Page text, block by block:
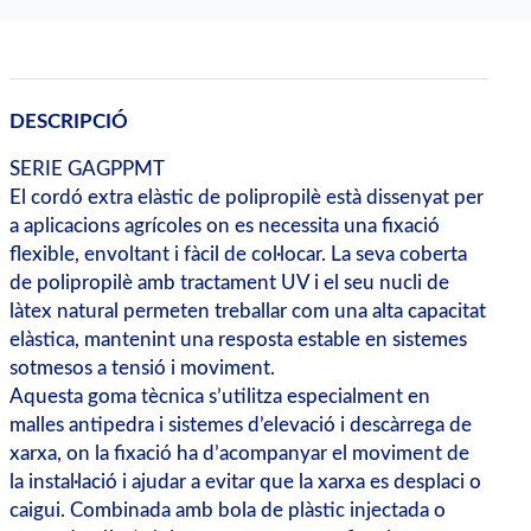
DESCRIPCIÓ
SERIE GAGPPMT
El cordó extra elàstic de polipropilè està dissenyat per
a aplicacions agrícoles on es necessita una fixació
flexible, envoltant i fàcil de col·locar. La seva coberta
de polipropilè amb tractament UV i el seu nucli de
làtex natural permeten treballar com una alta capacitat
elàstica, mantenint una resposta estable en sistemes
sotmesos a tensió i moviment.
Aquesta goma tècnica s’utilitza especialment en
malles antipedra i sistemes d’elevació i descàrrega de
xarxa, on la fixació ha d’acompanyar el moviment de
la instal·lació i ajudar a evitar que la xarxa es desplaci o
caigui. Combinada amb bola de plàstic injectada o